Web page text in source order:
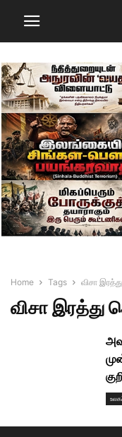
Home Tags விசா
விசா இரத்து